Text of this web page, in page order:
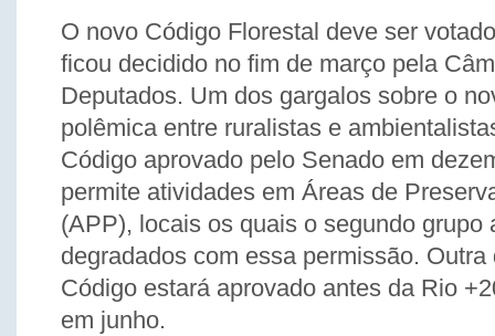
O novo Código Florestal deve ser
ficou decidido no fim de março pela
Deputados. Um dos gargalos sobre o
polêmica entre ruralistas e
Código aprovado pelo Senado em
permite atividades em Áreas de
(APP), locais os quais o segundo grupo
degradados com essa permissão. Outra
Código estará aprovado antes da Rio
em junho.